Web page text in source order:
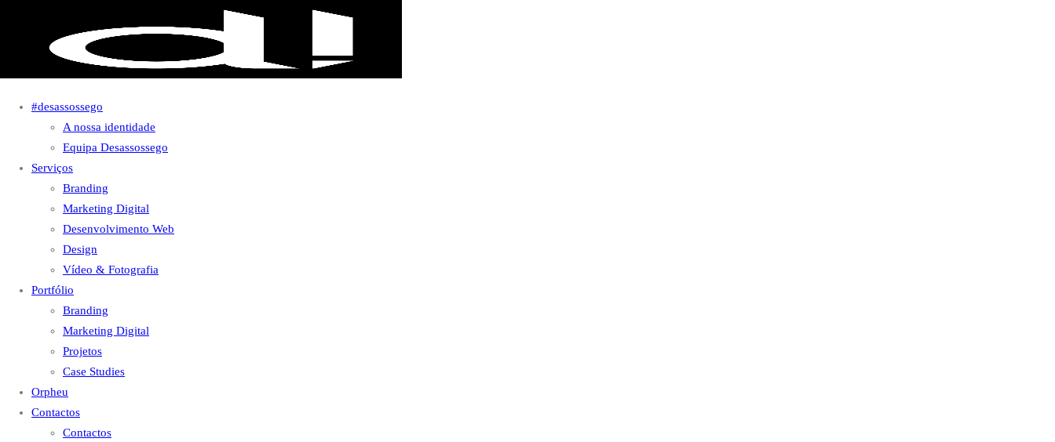
#desassossego
A nossa identidade
Equipa Desassossego
Serviços
Branding
Marketing Digital
Desenvolvimento Web
Design
Vídeo & Fotografia
Portfólio
Branding
Marketing Digital
Projetos
Case Studies
Orpheu
Contactos
Contactos